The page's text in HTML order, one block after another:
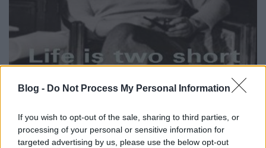
Blog - Do Not Process My Personal Information
If you wish to opt-out of the sale, sharing to third parties, or
processing of your personal or sensitive information for
targeted advertising by us, please use the below opt-out